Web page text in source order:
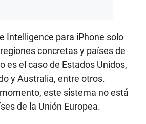
Intelligence para iPhone solo
concretas y países de
es el caso de Estados Unidos,
y Australia, entre otros.
este sistema no está
de la Unión Europea.